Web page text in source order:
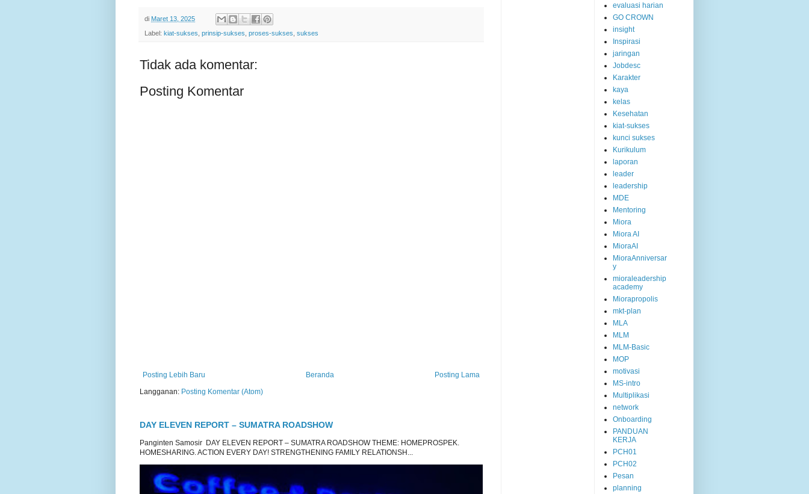
di Maret 13, 2025
Label: kiat-sukses prinsip-sukses proses-sukses sukses
Tidak ada komentar:
Posting Komentar
Posting Lebih Baru Posting Lama
Beranda
Langganan: Posting Komentar (Atom)
DAY ELEVEN REPORT – SUMATRA ROADSHOW
Panginten Samosir DAY ELEVEN REPORT – SUMATRA ROADSHOW THEME: HOMEPROSPEK.
HOMESHARING. ACTION EVERY DAY! STRENGTHENING FAMILY RELATIONSH...
evaluasi harian
GO CROWN
insight
Inspirasi
jaringan
Jobdesc
Karakter
kaya
kelas
Kesehatan
kiat-sukses
kunci sukses
Kurikulum
laporan
leader
leadership
MDE
Mentoring
Miora
Miora AI
MioraAI
MioraAnniversar
y
mioraleadership
academy
Miorapropolis
mkt-plan
MLA
MLM
MLM-Basic
MOP
motivasi
MS-intro
Multiplikasi
network
Onboarding
PANDUAN
KERJA
PCH01
PCH02
Pesan
planning